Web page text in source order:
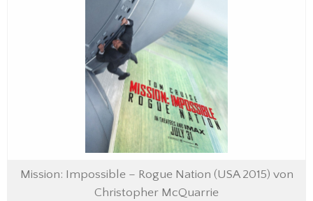
Mission: Impossible – Rogue Nation (USA 2015) von
Christopher McQuarrie